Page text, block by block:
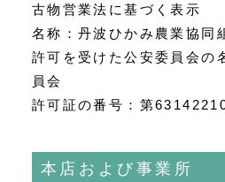
古物営業法に基づく表示
名称：丹波ひかみ農業協同
許可を受けた公安委員会の
員会
許可証の番号：第
本店および事業所